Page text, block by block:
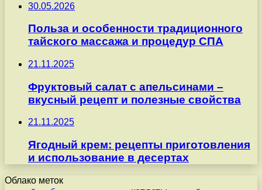
30.05.2026
Польза и особенности традиционного
тайского массажа и процедур СПА
21.11.2025
Фруктовый салат с апельсинами –
вкусный рецепт и полезные свойства
21.11.2025
Ягодный крем: рецепты приготовления
и использование в десертах
Облако меток